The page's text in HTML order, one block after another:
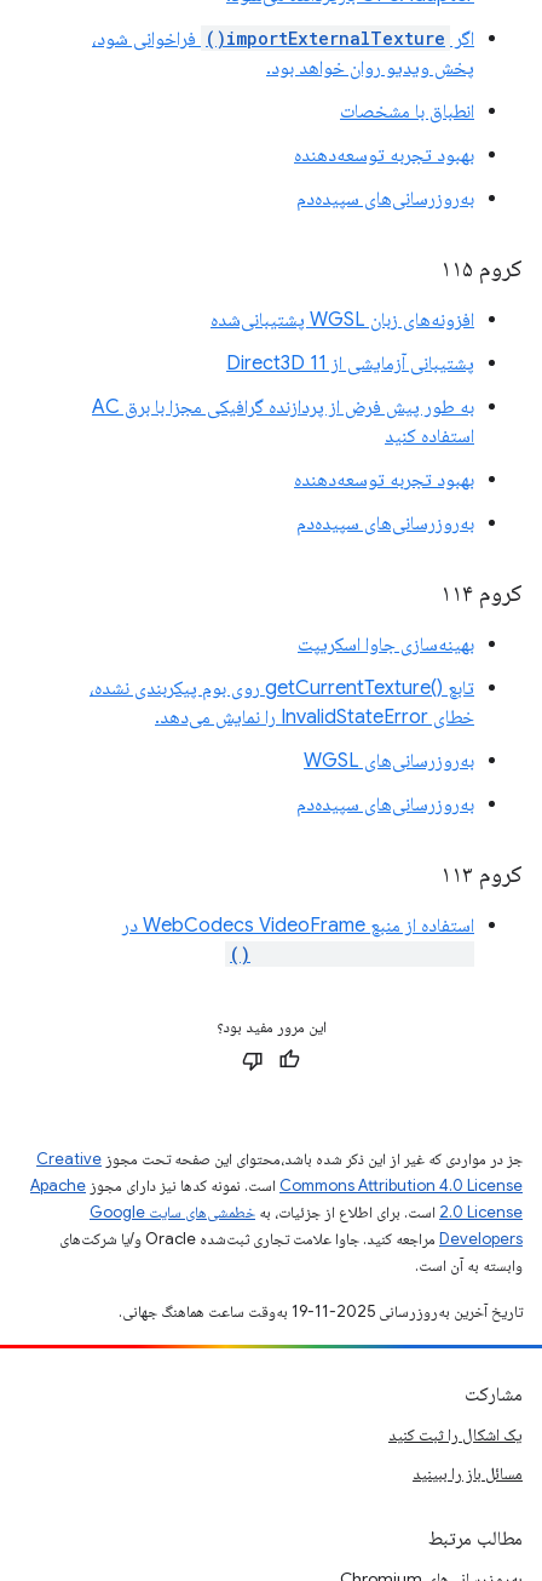
اگر
importExternalTexture()
فراخوانی شود،
پخش ویدیو روان خواهد بود.
انطباق با مشخصات
بهبود تجربه توسعه‌دهنده
به‌روزرسانی‌های سپیده‌دم
کروم ۱۱۵
افزونه‌های زبان WGSL پشتیبانی‌شده
پشتیبانی آزمایشی از Direct3D 11
به طور پیش فرض از پردازنده گرافیکی مجزا با برق AC
استفاده کنید
بهبود تجربه توسعه‌دهنده
به‌روزرسانی‌های سپیده‌دم
کروم ۱۱۴
بهینه‌سازی جاوا اسکریپت
تابع ()getCurrentTexture روی بوم پیکربندی نشده،
خطای InvalidStateError را نمایش می‌دهد.
به‌روزرسانی‌های WGSL
به‌روزرسانی‌های سپیده‌دم
کروم ۱۱۳
استفاده از منبع WebCodecs VideoFrame در
این مرور مفید بود؟
جز در مواردی که غیر از این ذکر شده باشد،‌محتوای این صفحه تحت مجوز Creative
Commons Attribution 4.0 License است. نمونه کدها نیز دارای مجوز Apache
2.0 License است. برای اطلاع از جزئیات، به
خطمشی‌های سایت Google
Developers‏
مراجعه کنید. جاوا علامت تجاری ثبت‌شده Oracle و/یا شرکت‌های
وابسته به آن است.
تاریخ آخرین به‌روزرسانی 2025-11-19 به‌وقت ساعت هماهنگ جهانی.
مشارکت
یک اشکال را ثبت کنید
مسائل باز را ببینید
مطالب مرتبط